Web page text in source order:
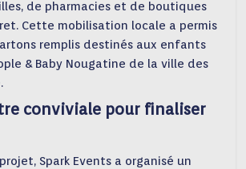
de pharmacies et de boutiques
Cette mobilisation locale a permis
remplis destinés aux enfants
& Baby Nougatine de la ville des
conviviale pour finaliser
Spark Events a organisé un